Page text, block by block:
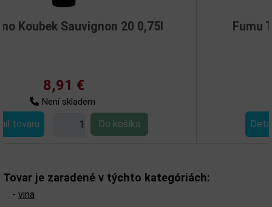
20 0,75l Fumu Terre Siciliane rosso
Tovar je zaradené v týchto kategóriách:
- vina